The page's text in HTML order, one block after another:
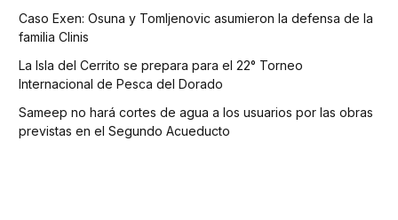
Caso Exen: Osuna y Tomljenovic asumieron la defensa de la
familia Clinis
La Isla del Cerrito se prepara para el 22° Torneo
Internacional de Pesca del Dorado
Sameep no hará cortes de agua a los usuarios por las obras
previstas en el Segundo Acueducto